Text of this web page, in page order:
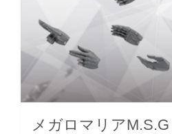
メガロマリア